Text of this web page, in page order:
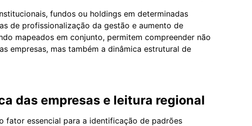
fundos ou holdings em determinadas
de profissionalização da gestão e aumento de
mapeados em conjunto, permitem compreender não
empresas, mas também a dinâmica estrutural de
das empresas e leitura regional
fator essencial para a identificação de padrões